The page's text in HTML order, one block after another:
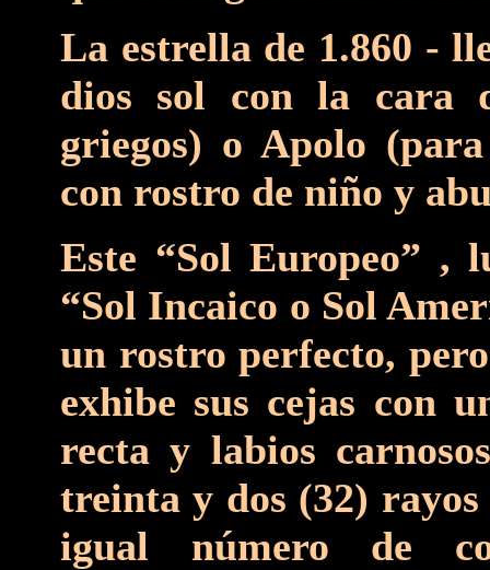
La estrella de 1.860 -
dios sol con la cara
griegos) o Apolo
con rostro de niño y
Este “Sol Europeo” ,
“Sol Incaico o Sol
un rostro perfecto,
exhibe sus cejas con
recta y labios
treinta y dos (32)
igual número de